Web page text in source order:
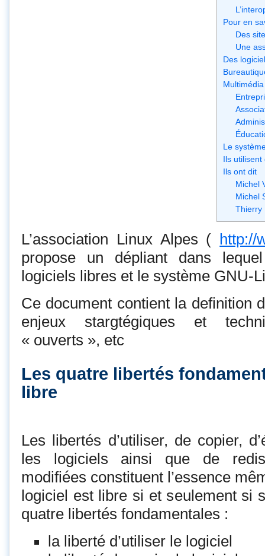
Pour en
Des
Une
Des
Multimédia
Le
Ils utilisent
Ils ont dit
Michel
Michel
Thierry
L’association Linux Alpes ( http://
propose un dépliant dans
logiciels libres et le système GNU-
Ce document contient la definition
enjeux stargtégiques et
« ouverts », etc
Les quatre libertés
libre
Les libertés d’utiliser, de copier,
les logiciels ainsi que de
modifiées constituent l’essence
logiciel est libre si et seulement si
quatre libertés fondamentales :
la liberté d’utiliser le logiciel